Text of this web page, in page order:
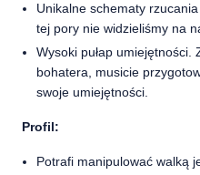
Unikalne schematy
tej pory nie widzieliśmy na
Wysoki pułap
bohatera, musicie
swoje umiejętności.
Profil:
Potrafi manipulować walką